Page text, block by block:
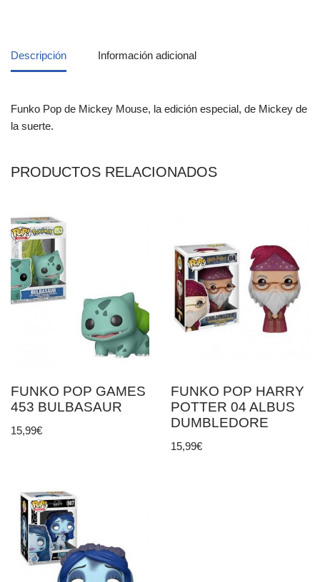
Descripción Información adicional
Funko Pop de Mickey Mouse, la edición especial, de Mickey de
la suerte.
PRODUCTOS RELACIONADOS
FUNKO POP GAMES
453 BULBASAUR
15,99€
FUNKO POP HARRY
POTTER 04 ALBUS
DUMBLEDORE
15,99€